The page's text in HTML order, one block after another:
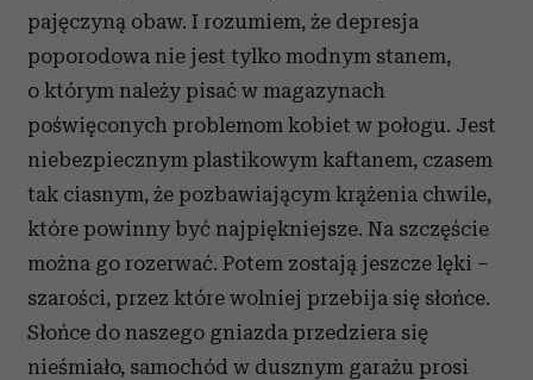
pajęczyną obaw. I rozumiem, że depresja
poporodowa nie jest tylko modnym stanem,
o którym należy pisać w magazynach
poświęconych problemom kobiet w połogu. Jest
niebezpiecznym plastikowym kaftanem, czasem
tak ciasnym, że pozbawiającym krążenia chwile,
które powinny być najpiękniejsze. Na szczęście
można go rozerwać. Potem zostają jeszcze lęki –
szarości, przez które wolniej przebija się słońce.
Słońce do naszego gniazda przedziera się
nieśmiało, samochód w dusznym garażu prosi